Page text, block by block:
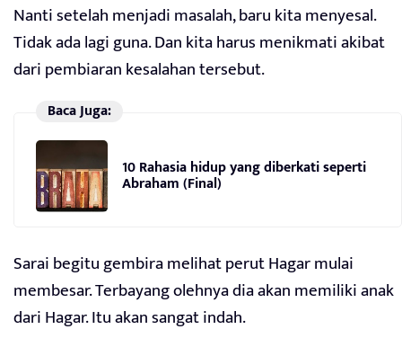
Nanti setelah menjadi masalah, baru kita menyesal.
Tidak ada lagi guna. Dan kita harus menikmati akibat
dari pembiaran kesalahan tersebut.
Baca Juga:
10 Rahasia hidup yang diberkati seperti
Abraham (Final)
Sarai begitu gembira melihat perut Hagar mulai
membesar. Terbayang olehnya dia akan memiliki anak
dari Hagar. Itu akan sangat indah.